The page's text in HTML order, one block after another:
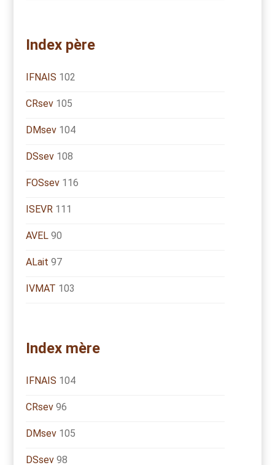
Index père
IFNAIS 102
CRsev 105
DMsev 104
DSsev 108
FOSsev 116
ISEVR 111
AVEL 90
ALait 97
IVMAT 103
Index mère
IFNAIS 104
CRsev 96
DMsev 105
DSsev 98